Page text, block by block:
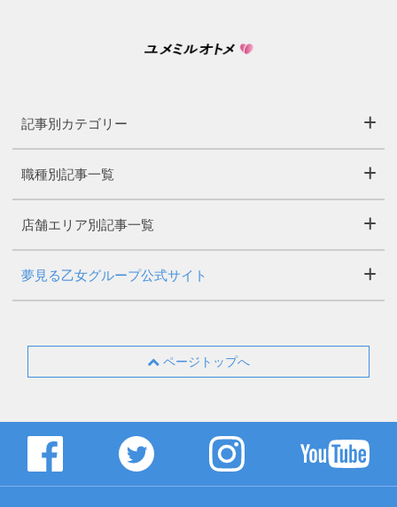
記事別カテゴリー
職種別記事一覧
店舗エリア別記事一覧
夢見る乙女グループ公式サイト
ページトップへ